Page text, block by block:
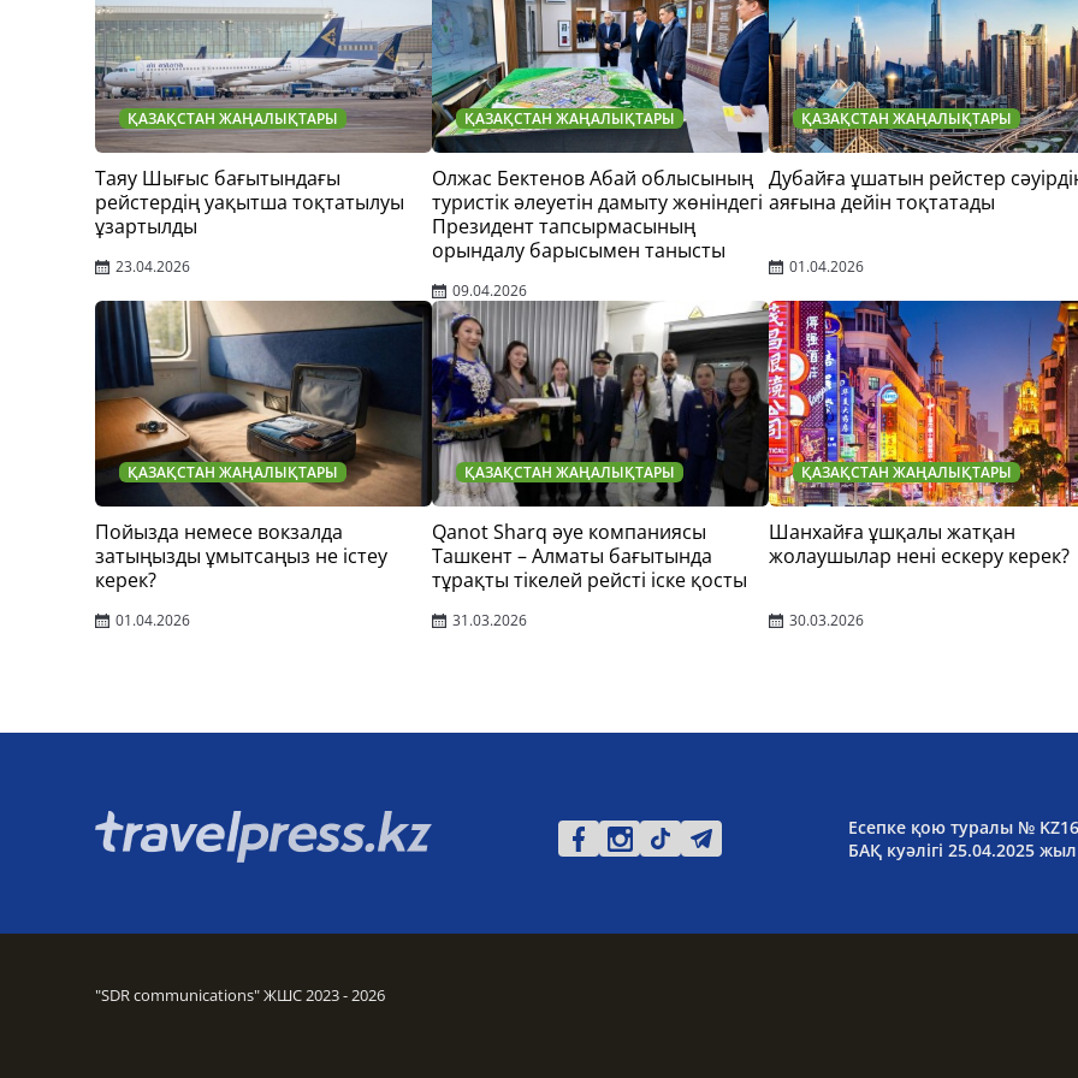
ҚАЗАҚСТАН ЖАҢАЛЫҚТАРЫ
Таяу Шығыс бағытындағы
рейстердің уақытша тоқтатылуы
ұзартылды
23.04.2026
ҚАЗАҚСТАН ЖАҢАЛЫҚТАРЫ
Олжас Бектенов Абай облысының
туристік әлеуетін дамыту жөніндегі
Президент тапсырмасының
орындалу барысымен танысты
09.04.2026
ҚАЗАҚСТАН ЖАҢАЛЫҚТАРЫ
Дубайға ұшатын рейстер
аяғына дейін тоқтатады
01.04.2026
ҚАЗАҚСТАН ЖАҢАЛЫҚТАРЫ
Пойызда немесе вокзалда
затыңызды ұмытсаңыз не істеу
керек?
01.04.2026
ҚАЗАҚСТАН ЖАҢАЛЫҚТАРЫ
Qanot Sharq әуе компаниясы
Ташкент – Алматы бағытында
тұрақты тікелей рейсті іске қосты
31.03.2026
ҚАЗАҚСТАН ЖАҢАЛЫҚТАРЫ
Шанхайға ұшқалы жатқан
жолаушылар нені ескеру керек?
30.03.2026
Есепке қою туралы №
БАҚ куәлігі 25.04.2025
"SDR communications" ЖШС 2023 - 2026